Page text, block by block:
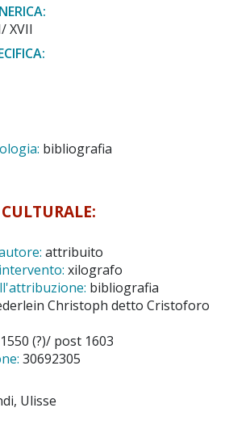
XVII
bibliografia
attribuito
xilografo
bibliografia
Christoph detto Cristoforo
1550 (?)/ post 1603
30692305
Ulisse